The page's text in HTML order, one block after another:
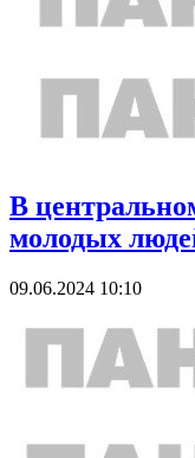
В
молодых
09.06.2024 10:10